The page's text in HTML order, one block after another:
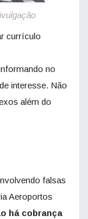
currículo
no
interesse. Não
além do
falsas
Aeroportos
há cobrança